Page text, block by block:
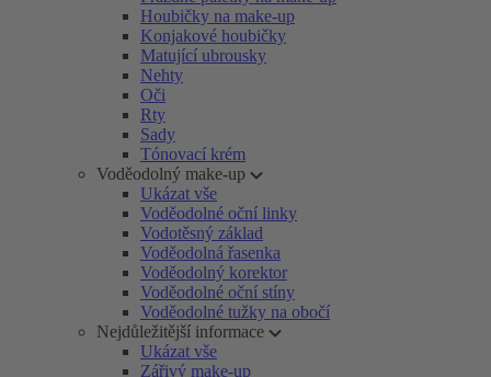
Houbičky na make-up
Konjakové houbičky
Matující ubrousky
Nehty
Oči
Rty
Sady
Tónovací krém
Voděodolný make-up
Ukázat vše
Voděodolné oční linky
Vodotěsný základ
Voděodolná řasenka
Voděodolný korektor
Voděodolné oční stíny
Voděodolné tužky na obočí
Nejdůležitější informace
Ukázat vše
Zářivý make-up